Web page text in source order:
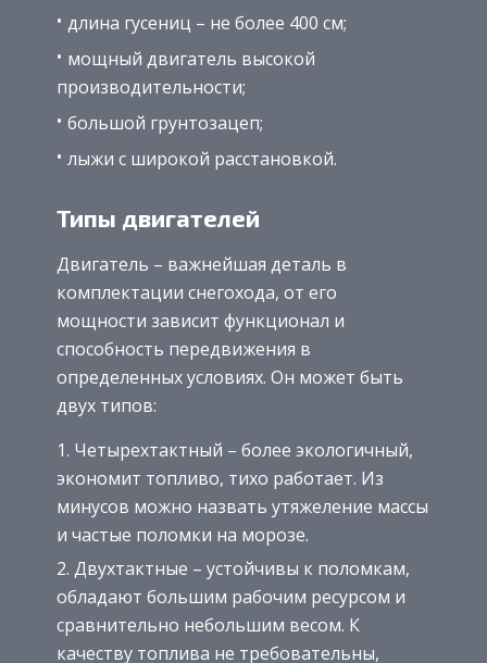
длина гусениц – не более 400 см;
мощный двигатель высокой
производительности;
большой грунтозацеп;
лыжи с широкой расстановкой.
Типы двигателей
Двигатель – важнейшая деталь в
комплектации снегохода, от его
мощности зависит функционал и
способность передвижения в
определенных условиях. Он может быть
двух типов:
Четырехтактный – более экологичный,
экономит топливо, тихо работает. Из
минусов можно назвать утяжеление массы
и частые поломки на морозе.
Двухтактные – устойчивы к поломкам,
обладают большим рабочим ресурсом и
сравнительно небольшим весом. К
качеству топлива не требовательны,